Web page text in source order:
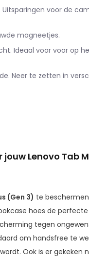
voor de
magneetjes.
Ideaal voor voor op
Neer te zetten in
Lenovo Tab
(Gen 3) te
hoes de
tegen
om handsfree te
Ook is er gekeken